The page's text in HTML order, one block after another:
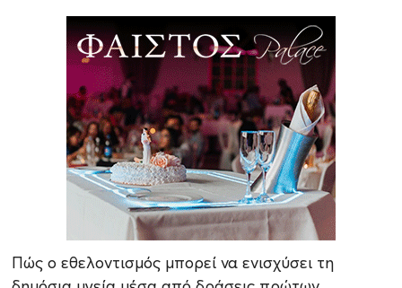
Πώς ο εθελοντισμός μπορεί να ενισχύσει τη